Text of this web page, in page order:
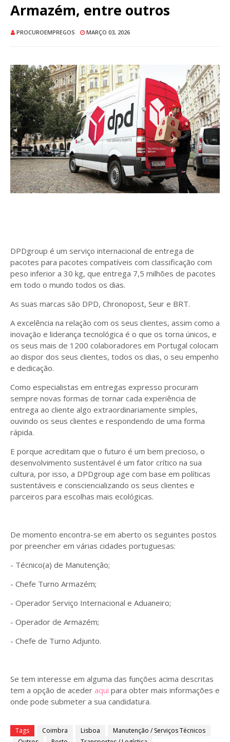
Armazém, entre outros
PROCUROEMPREGOS MARÇO 03, 2026
DPDgroup é um serviço internacional de entrega de
pacotes para pacotes compatíveis com classificação com
peso inferior a 30 kg, que entrega 7,5 milhões de pacotes
em todo o mundo todos os dias.
As suas marcas são DPD, Chronopost, Seur e BRT.
A excelência na relação com os seus clientes, assim como a
inovação e liderança tecnológica é o que os torna únicos, e
os seus mais de 1200 colaboradores em Portugal colocam
ao dispor dos seus clientes, todos os dias, o seu empenho
e dedicação.
Como especialistas em entregas expresso procuram
sempre novas formas de tornar cada experiência de
entrega ao cliente algo extraordinariamente simples,
ouvindo os seus clientes e respondendo de uma forma
rápida.
E porque acreditam que o futuro é um bem precioso, o
desenvolvimento sustentável é um fator crítico na sua
cultura, por isso, a DPDgroup age com base em políticas
sustentáveis e consciencializando os seus clientes e
parceiros para escolhas mais ecológicas.
De momento encontra-se em aberto os seguintes postos
por preencher em várias cidades portuguesas:
- Técnico(a) de Manutenção;
- Chefe Turno Armazém;
- Operador Serviço Internacional e Aduaneiro;
- Operador de Armazém;
- Chefe de Turno Adjunto.
Se tem interesse em alguma das funções acima descritas
tem a opção de aceder aqui para obter mais informações e
onde pode submeter a sua candidatura.
Tags Coimbra Lisboa
Manutenção / Serviços Técnicos